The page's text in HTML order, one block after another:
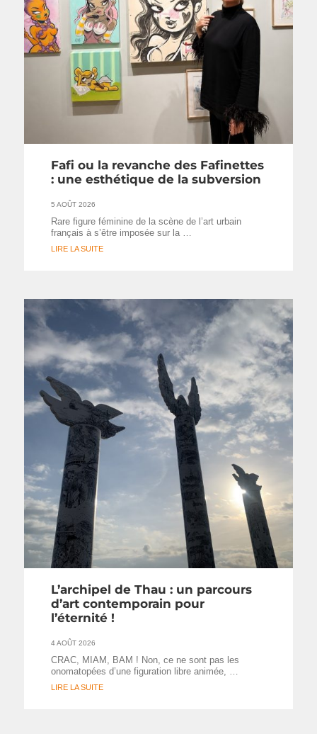
Fafi ou la revanche des Fafinettes
: une esthétique de la subversion
5 AOÛT 2026
Rare figure féminine de la scène de l’art urbain
français à s’être imposée sur la …
LIRE LA SUITE
L’archipel de Thau : un parcours
d’art contemporain pour
l’éternité !
4 AOÛT 2026
CRAC, MIAM, BAM ! Non, ce ne sont pas les
onomatopées d’une figuration libre animée, …
LIRE LA SUITE